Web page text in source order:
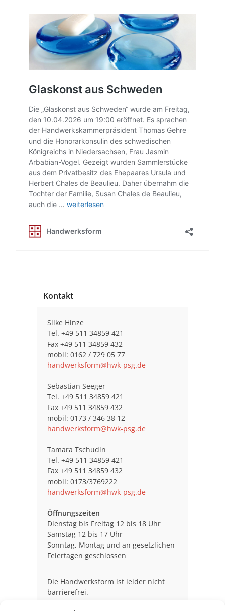
Kontakt
Silke Hinze
Tel. +49 511 34859 421
Fax +49 511 34859 432
mobil: 0162 / 729 05 77
handwerksform@hwk-psg.de
Sebastian Seeger
Tel. +49 511 34859 421
Fax +49 511 34859 432
mobil: 0173 / 346 38 12
handwerksform@hwk-psg.de
Tamara Tschudin
Tel. +49 511 34859 421
Fax +49 511 34859 432
mobil: 0173/3769222
handwerksform@hwk-psg.de
Öffnungszeiten
Dienstag bis Freitag 12 bis 18 Uhr
Samstag 12 bis 17 Uhr
Sonntag, Montag und an gesetzlichen
Feiertagen geschlossen
Die Handwerksform ist leider nicht
barrierefrei.
Mit einem Rollstuhl kann man die